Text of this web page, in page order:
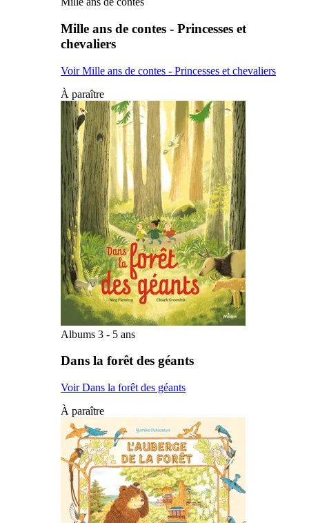
Mille ans de contes - Princesses et
chevaliers
Voir Mille ans de contes - Princesses et chevaliers
À paraître
Albums 3 - 5 ans
Dans la forêt des géants
Voir Dans la forêt des géants
À paraître